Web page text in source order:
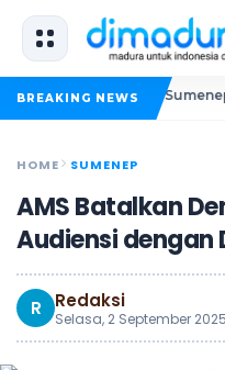
BREAKING NEWS
PAN Sumenep,
HOME SUMENEP
AMS Batalkan
Audiensi dengan
R Redaksi
Selasa, 2 September 2025